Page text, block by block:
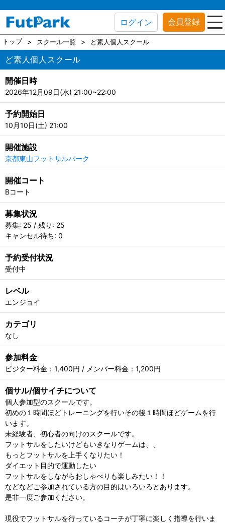
ログイン 会員登録
トップ スクール一覧 ど素人個人スクール
ど素人個人スクール
開催日時
2026年12月09日(水) 21:00~22:00
予約開始日
10月10日(土) 21:00
開催施設
京都東山フットサルパーク
開催コート
Bコート
募集状況
募集: 25 / 残り: 25
キャンセル待ち: 0
予約受付状況
受付中
レベル
エンジョイ
カテゴリ
なし
参加料金
ビジター料金：1,400円 / メンバー料金：1,200円
個サル/個サイチについて
個人参加型のスクールです。
初めの１時間ほどトレーニングを行いその後１時間ほどゲームを行
います。
未経験者、初心者の向けのスクールです。
フットサルをしたいけどもいきなりゲームは、、
もっとフットサルを上手くなりたい！
ダイエット目的で運動したい
フットサルをしながらおしゃべりも楽しみたい！！
などなどご参加されている方の目的はいろいろとあります。
是非一度ご参加ください。
現役でフットサルを行っているコーチが丁寧に楽しく指導を行いま